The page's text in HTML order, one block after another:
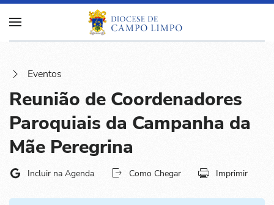
Eventos
Reunião de Coordenadores
Paroquiais da Campanha da
Mãe Peregrina
Incluir na Agenda Como Chegar Imprimir